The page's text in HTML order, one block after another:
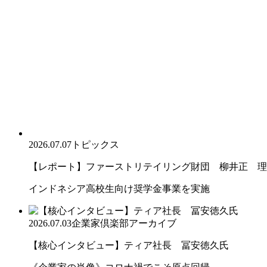
2026.07.07 トピックス
【レポート】ファーストリテイリング財団 柳井正
インドネシア高校生向け奨学金事業を実施
2026.07.03企業家倶楽部アーカイブ
【核心インタビュー】ティア社長 冨安徳久氏